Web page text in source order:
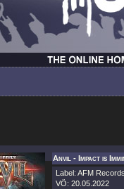
Anvil - Impact is
Label: AFM
VÖ: 20.05.2022